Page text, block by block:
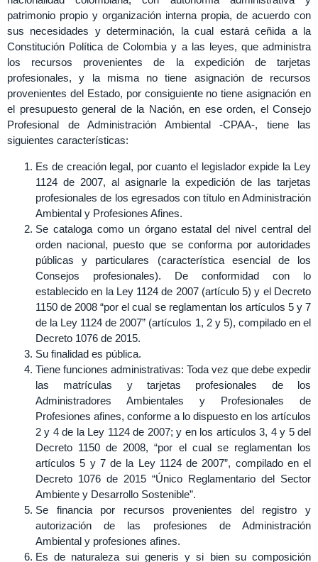
patrimonio propio y organización interna propia, de acuerdo con
sus necesidades y determinación, la cual estará ceñida a la
Constitución Política de Colombia y a las leyes, que administra
los recursos provenientes de la expedición de tarjetas
profesionales, y la misma no tiene asignación de recursos
provenientes del Estado, por consiguiente no tiene asignación en
el presupuesto general de la Nación, en ese orden, el Consejo
Profesional de Administración Ambiental -CPAA-, tiene las
siguientes características:
Es de creación legal, por cuanto el legislador expide la Ley
1124 de 2007, al asignarle la expedición de las tarjetas
profesionales de los egresados con título en Administración
Ambiental y Profesiones Afines.
Se cataloga como un órgano estatal del nivel central del
orden nacional, puesto que se conforma por autoridades
públicas y particulares (característica esencial de los
Consejos profesionales). De conformidad con lo
establecido en la Ley 1124 de 2007 (artículo 5) y el Decreto
1150 de 2008 “por el cual se reglamentan los artículos 5 y 7
de la Ley 1124 de 2007” (artículos 1, 2 y 5), compilado en el
Decreto 1076 de 2015.
Su finalidad es pública.
Tiene funciones administrativas: Toda vez que debe expedir
las matrículas y tarjetas profesionales de los
Administradores Ambientales y Profesionales de
Profesiones afines, conforme a lo dispuesto en los artículos
2 y 4 de la Ley 1124 de 2007; y en los artículos 3, 4 y 5 del
Decreto 1150 de 2008, “por el cual se reglamentan los
artículos 5 y 7 de la Ley 1124 de 2007”, compilado en el
Decreto 1076 de 2015 “Único Reglamentario del Sector
Ambiente y Desarrollo Sostenible”.
Se financia por recursos provenientes del registro y
autorización de las profesiones de Administración
Ambiental y profesiones afines.
Es de naturaleza sui generis y si bien su composición